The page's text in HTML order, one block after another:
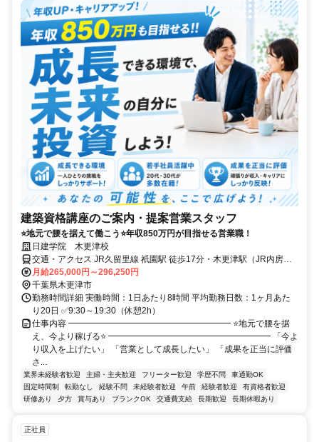
建築資格講座のご案内・提案営業スタッフ
⭐地元で腰を据えて働こう⭐年収850万円が目指せる営業職！
日建学院 木更津校
交通・アクセス JR久留里線 祇園駅 徒歩17分・木更津駅（JR内房
線・久留里線） 車で3分
月給265,000円～296,250円
千葉県木更津市
勤務時間詳細 実働時間：1日あたり8時間 平均勤務日数：1ヶ月あた
り20日 ✅9:30～19:30（休憩2h）
仕事内容 ━━━━━━━━━━━━━━━━━━━ ⭐地元で腰を据
え、今より稼げる⭐ ━━━━━━━━━━━━━━━━━━━ 「今よ
り収入を上げたい」 「営業として成長したい」 「成果を正当に評価
さ...
業界未経験者歓迎 主婦・主夫歓迎 フリーター歓迎 学歴不問
車通勤OK
固定時間制
転勤なし 経験不問 未経験者歓迎 午前 経験者歓迎
有資格者歓迎
研修あり
夕方 賞与あり ブランクOK 交通費支給 長期歓迎 長期休暇あり
正社員